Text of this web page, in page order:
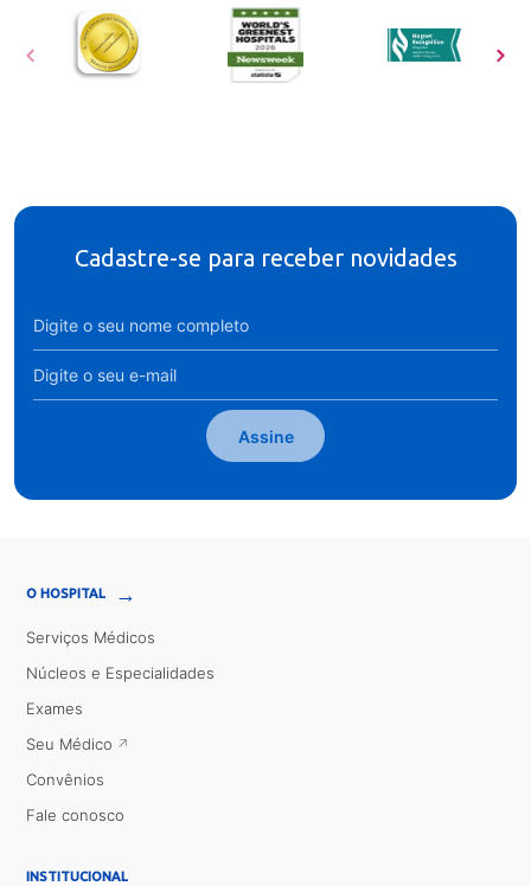
Cadastre-se para receber novidades
Assine
O HOSPITAL →
Serviços Médicos
Núcleos e Especialidades
Exames
Seu Médico
Convênios
Fale conosco
INSTITUCIONAL